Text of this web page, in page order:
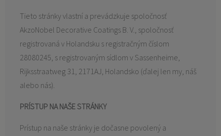
Tieto stránky vlastní a prevádzkuje spoločnosť
AkzoNobel Decorative Coatings B. V., spoločnosť
registrovaná v Holandsku s registračným číslom
28080245, s registrovaným sídlom v Sassenheime,
Rijksstraatweg 31, 2171AJ, Holandsko (ďalej len my, náš
alebo nás).
PRÍSTUP NA NAŠE STRÁNKY
Prístup na naše stránky je dočasne povolený a